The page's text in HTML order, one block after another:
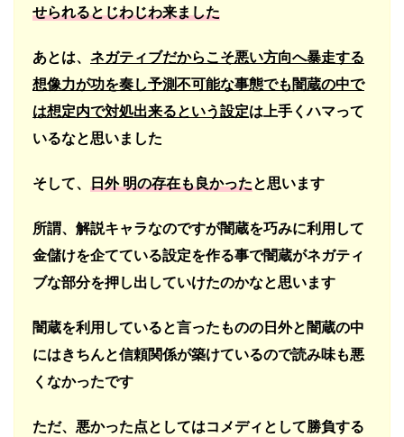
せられるとじわじわ来ました
あとは、 ネガティブだからこそ悪い方向へ暴走する
想像力が功を奏し予測不可能な事態でも闇蔵の中で
は想定内で対処出来るという設定は上手くハマって
いるなと思いました
そして、 日外 明の存在も良かったと思います
所謂、解説キャラなのですが闇蔵を巧みに利用して
金儲けを企てている設定を作る事で闇蔵がネガティ
ブな部分を押し出していけたのかなと思います
闇蔵を利用していると言ったものの日外と闇蔵の中
にはきちんと信頼関係が築けているので読み味も悪
くなかったです
ただ、悪かった点としてはコメディとして勝負する